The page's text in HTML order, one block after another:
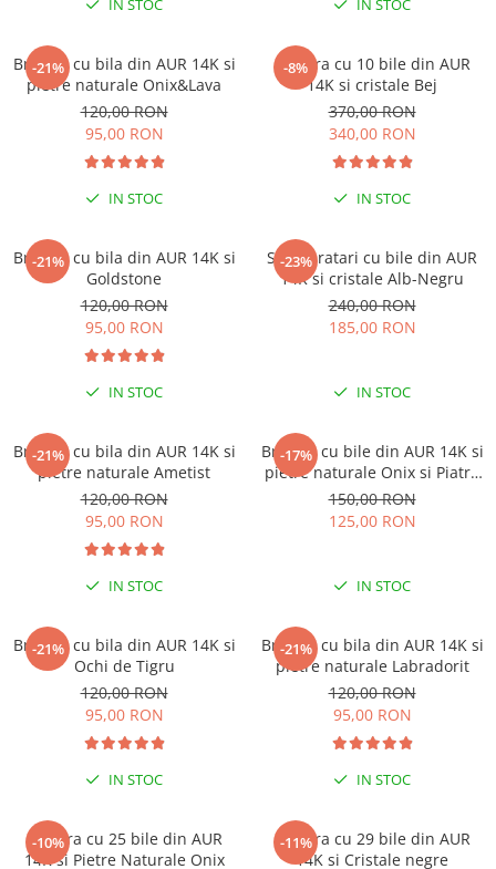
Coliere Transparente cu Cruce
Coliere Transparente cu Stea
Coliere Transparente cu Soare
Coliere Transparente cu Semilună
Coliere Transparente cu Zodii
Coliere Transparente cu Perle
Coliere Transparente cu Animale
Coliere Transparente cu Molecule
Coliere Transparente cu Pietre
Coliere Transparente Diverse
Lănțișoare cu Cruce
Lănțișoare cu Stea
Lănțișoare cu Soare
Lănțișoare cu Semilună
Lănțișoare cu Zodii
Lănțișoare cu Animale
Lănțișoare cu Pietre Naturale
Lănțișoare Argint Diverse
COLIERE CU PERLE
Coliere cu Perle Naturale
Coliere cu Inimioare
Coliere cu Cruce
Brățări din Argint cu pietre
Brățări elastice cu pietre
semiprețioase
LĂNȚIȘOARE ARGINT
IN STOC IN STOC
-21%
Bratara cu bila din AUR 14K si
pietre naturale Onix&Lava
120,00 RON
95,00 RON
IN STOC
-8%
Bratara cu 10 bile din AUR
14K si cristale Bej
370,00 RON
340,00 RON
IN STOC
-21%
Bratara cu bila din AUR 14K si
Goldstone
120,00 RON
95,00 RON
IN STOC
-23%
Set 2 bratari cu bile din AUR
14K si cristale Alb-Negru
240,00 RON
185,00 RON
IN STOC
-21%
Bratara cu bila din AUR 14K si
pietre naturale Ametist
120,00 RON
95,00 RON
IN STOC
-17%
Bratara cu bile din AUR 14K si
pietre naturale Onix si Piatra
Lunii
150,00 RON
125,00 RON
IN STOC
-21%
Bratara cu bila din AUR 14K si
Ochi de Tigru
120,00 RON
95,00 RON
IN STOC
-21%
Bratara cu bila din AUR 14K si
pietre naturale Labradorit
120,00 RON
95,00 RON
IN STOC
-10%
Bratara cu 25 bile din AUR
14K si Pietre Naturale Onix
-11%
Bratara cu 29 bile din AUR
14K si Cristale negre